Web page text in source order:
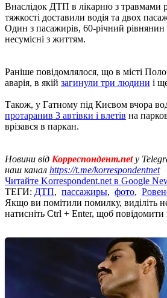
Внаслідок ДТП в лікарню з травмами
тяжкості доставили водія та двох
Один з пасажирів, 60-річний
несумісні з життям.
Раніше повідомлялося, що в місті
аварія, в якій загинули три людини і
Також, у Гатному під Києвом вчора
протаранив 3 автівки і влетів на
врізався в паркан.
Новини від Корреспондент.netу
наш канал https://t.me/korrespondentnet
Читайте Korrespondent.net в Google
ТЕГИ: ДТП, пассажиры, фото,
Якщо ви помітили помилку, виділіть
натисніть Ctrl + Enter, щоб